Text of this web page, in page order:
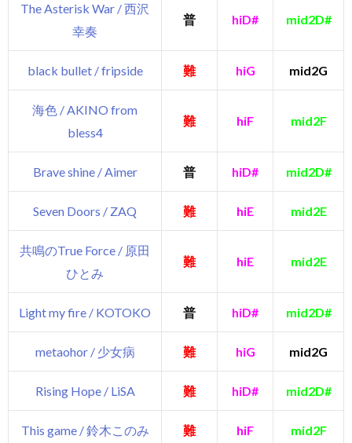
The Asterisk War / 西沢
幸奏
普 hiD# mid2D#
black bullet / fripside 難 hiG mid2G
海色 / AKINO from
bless4
難 hiF mid2F
Brave shine / Aimer 普 hiD# mid2D#
Seven Doors / ZAQ 難 hiE mid2E
共鳴のTrue Force / 原田
ひとみ
難 hiE mid2E
Light my fire / KOTOKO 普 hiD# mid2D#
metaohor / 少女病 難 hiG mid2G
Rising Hope / LiSA 難 hiD# mid2D#
This game / 鈴木このみ 難 hiF mid2F